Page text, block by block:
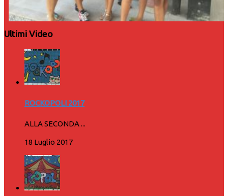
Ultimi Video
ROCKOPOLI 2017
ALLA SECONDA ...
18 Luglio 2017